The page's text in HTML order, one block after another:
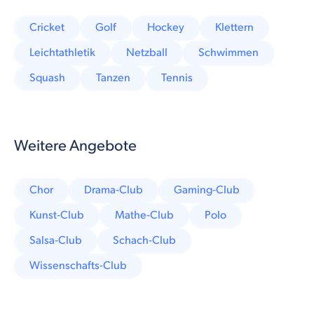
Cricket Golf Hockey
Klettern
Leichtathletik
Netzball
Schwimmen
Squash
Tanzen Tennis
Weitere Angebote
Chor Drama-Club
Gaming-Club
Kunst-Club
Mathe-Club
Polo
Salsa-Club
Schach-Club
Wissenschafts-Club